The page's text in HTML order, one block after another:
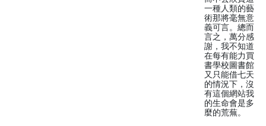
一種人類的藝
術那將毫無意
義可言。總而
言之，萬分感
謝，我不知道
在每有能力買
書學校圖書館
又只能借七天
的情況下，沒
有這個網站我
的生命會是多
麼的荒蕪。